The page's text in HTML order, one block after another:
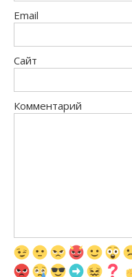
Email
Сайт
Комментарий